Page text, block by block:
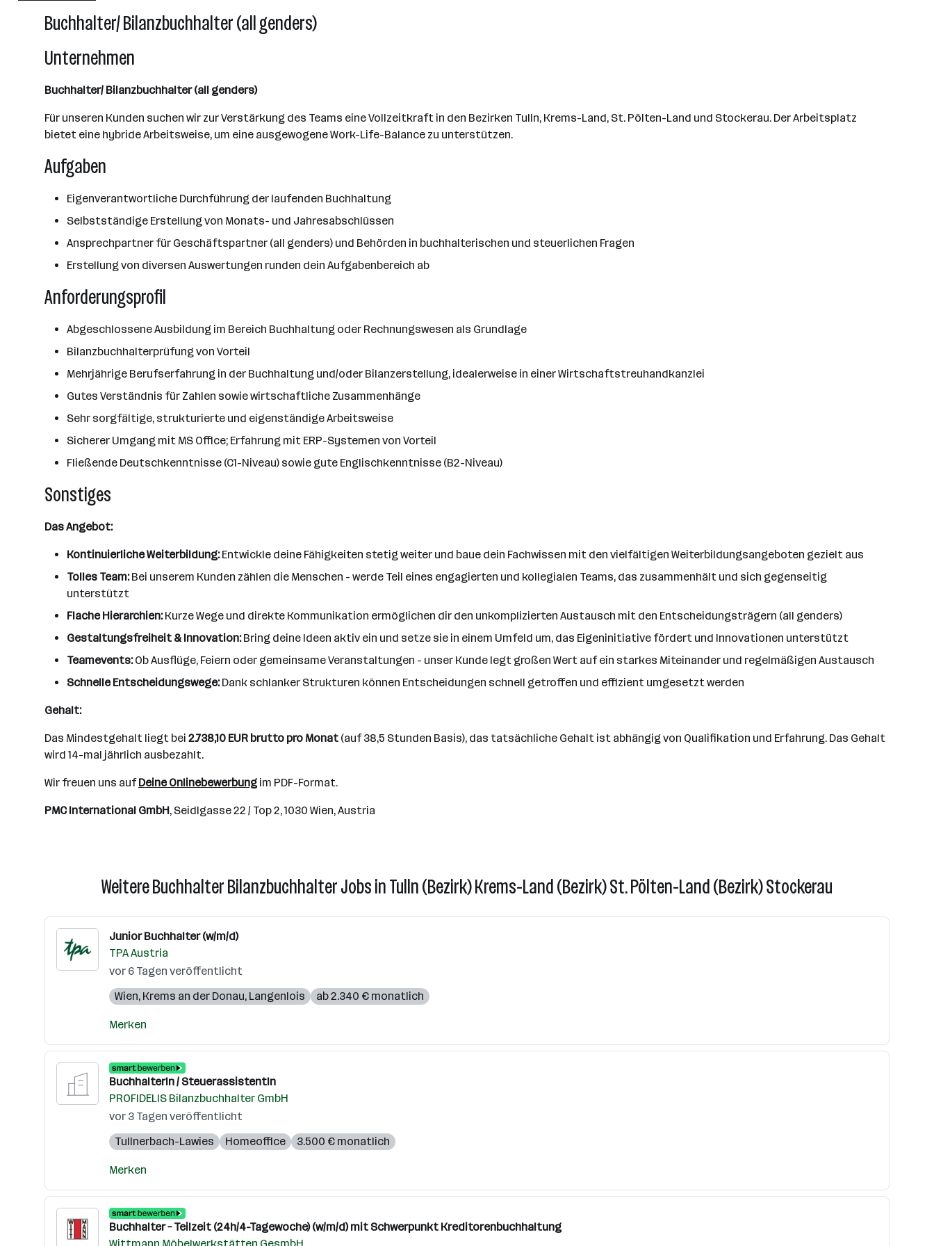
Buchhalter/ Bilanzbuchhalter (all genders)
Unternehmen
Buchhalter/ Bilanzbuchhalter (all genders)
Für unseren Kunden suchen wir zur Verstärkung des Teams eine Vollzeitkraft in den Bezirken Tulln, Krems-Land, St. Pölten-Land und Stockerau. Der Arbeitsplatz
bietet eine hybride Arbeitsweise, um eine ausgewogene Work-Life-Balance zu unterstützen.
Aufgaben
Eigenverantwortliche Durchführung der laufenden Buchhaltung
Selbstständige Erstellung von Monats- und Jahresabschlüssen
Ansprechpartner für Geschäftspartner (all genders) und Behörden in buchhalterischen und steuerlichen Fragen
Erstellung von diversen Auswertungen runden dein Aufgabenbereich ab
Anforderungsprofil
Abgeschlossene Ausbildung im Bereich Buchhaltung oder Rechnungswesen als Grundlage
Bilanzbuchhalterprüfung von Vorteil
Mehrjährige Berufserfahrung in der Buchhaltung und/oder Bilanzerstellung, idealerweise in einer Wirtschaftstreuhandkanzlei
Gutes Verständnis für Zahlen sowie wirtschaftliche Zusammenhänge
Sehr sorgfältige, strukturierte und eigenständige Arbeitsweise
Sicherer Umgang mit MS Office; Erfahrung mit ERP-Systemen von Vorteil
Fließende Deutschkenntnisse (C1-Niveau) sowie gute Englischkenntnisse (B2-Niveau)
Sonstiges
Das Angebot:
Kontinuierliche Weiterbildung:Entwickle deine Fähigkeiten stetig weiter und baue dein Fachwissen mit den vielfältigen Weiterbildungsangeboten gezielt aus
Tolles Team:Bei unserem Kunden zählen die Menschen - werde Teil eines engagierten und kollegialen Teams, das zusammenhält und sich gegenseitig
unterstützt
Flache Hierarchien:Kurze Wege und direkte Kommunikation ermöglichen dir den unkomplizierten Austausch mit den Entscheidungsträgern (all genders)
Gestaltungsfreiheit & Innovation:Bring deine Ideen aktiv ein und setze sie in einem Umfeld um, das Eigeninitiative fördert und Innovationen unterstützt
Teamevents:Ob Ausflüge, Feiern oder gemeinsame Veranstaltungen - unser Kunde legt großen Wert auf ein starkes Miteinander und regelmäßigen Austausch
Schnelle Entscheidungswege:Dank schlanker Strukturen können Entscheidungen schnell getroffen und effizient umgesetzt werden
Gehalt:
Das Mindestgehalt liegt bei 2.738,10 EUR brutto pro Monat (auf 38,5 Stunden Basis), das tatsächliche Gehalt ist abhängig von Qualifikation und Erfahrung. Das Gehalt
wird 14-mal jährlich ausbezahlt.
Wir freuen uns aufDeine Onlinebewerbung im PDF-Format.
PMC International GmbH, Seidlgasse 22 / Top 2, 1030 Wien, Austria
Weitere Buchhalter Bilanzbuchhalter Jobs in Tulln (Bezirk) Krems-Land (Bezirk) St. Pölten-Land (Bezirk) Stockerau
Junior Buchhalter (w/m/d)
TPA Austria
vor 6 Tagen veröffentlicht
Wien, Krems an der Donau, Langenlois ab 2.340 € monatlich
Merken
BuchhalterIn / SteuerassistentIn
PROFIDELIS Bilanzbuchhalter GmbH
vor 3 Tagen veröffentlicht
Tullnerbach-Lawies
Homeoffice 3.500 € monatlich
Merken
Buchhalter – Teilzeit (24h/4-Tagewoche) (w/m/d) mit Schwerpunkt Kreditorenbuchhaltung